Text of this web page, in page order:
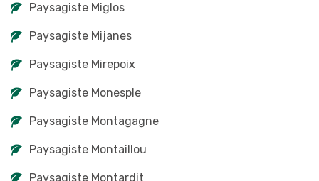
Paysagiste Miglos
Paysagiste Mijanes
Paysagiste Mirepoix
Paysagiste Monesple
Paysagiste Montagagne
Paysagiste Montaillou
Paysagiste Montardit